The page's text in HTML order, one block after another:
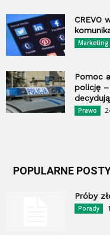
CREVO
Marketing
Pomoc
policję
Prawo
POPULARNE
Próby
Porady